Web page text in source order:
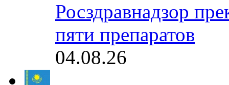
Росздравнадзор
пяти препаратов
04.08.26